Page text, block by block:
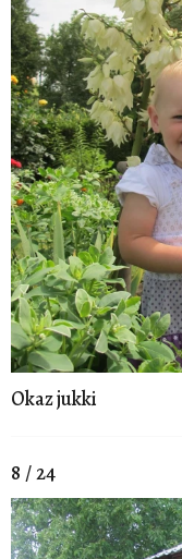
Okaz jukki
8 / 24